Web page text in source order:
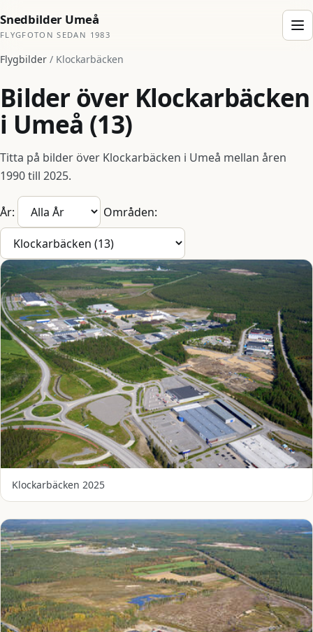
Snedbilder Umeå
FLYGFOTON SEDAN 1983
Flygbilder / Klockarbäcken
Bilder över Klockarbäcken
i Umeå (13)
Titta på bilder över Klockarbäcken i Umeå mellan åren
1990 till 2025.
År: Områden:
Klockarbäcken 2025